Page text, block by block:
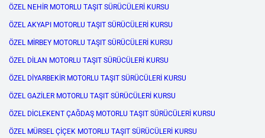
ÖZEL NEHİR MOTORLU TAŞIT SÜRÜCÜLERİ KURSU
ÖZEL AKYAPI MOTORLU TAŞIT SÜRÜCÜLERİ KURSU
ÖZEL MİRBEY MOTORLU TAŞIT SÜRÜCÜLERİ KURSU
ÖZEL DİLAN MOTORLU TAŞIT SÜRÜCÜLERİ KURSU
ÖZEL DİYARBEKİR MOTORLU TAŞIT SÜRÜCÜLERİ KURSU
ÖZEL GAZİLER MOTORLU TAŞIT SÜRÜCÜLERİ KURSU
ÖZEL DİCLEKENT ÇAĞDAŞ MOTORLU TAŞIT SÜRÜCÜLERİ KURSU
ÖZEL MÜRSEL ÇİÇEK MOTORLU TAŞIT SÜRÜCÜLERİ KURSU